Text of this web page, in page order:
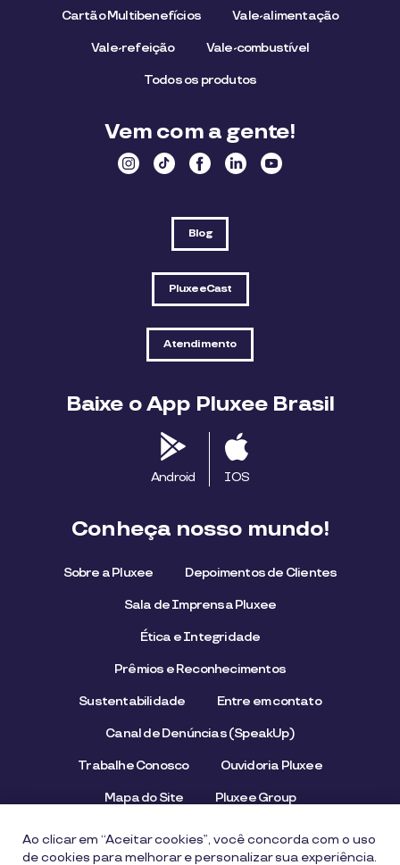
Cartão Multibenefícios Vale-alimentação
Vale-refeição Vale-combustível
Todos os produtos
Vem com a gente!
Blog
PluxeeCast
Atendimento
Baixe o App Pluxee Brasil
Android IOS
Conheça nosso mundo!
Sobre a Pluxee Depoimentos de Clientes
Sala de Imprensa Pluxee
Ética e Integridade
Prêmios e Reconhecimentos
Sustentabilidade Entre em contato
Canal de Denúncias (SpeakUp)
Trabalhe Conosco Ouvidoria Pluxee
Mapa do Site Pluxee Group
Ao clicar em “Aceitar cookies”, você concorda com o uso
de cookies para melhorar e personalizar sua experiência.